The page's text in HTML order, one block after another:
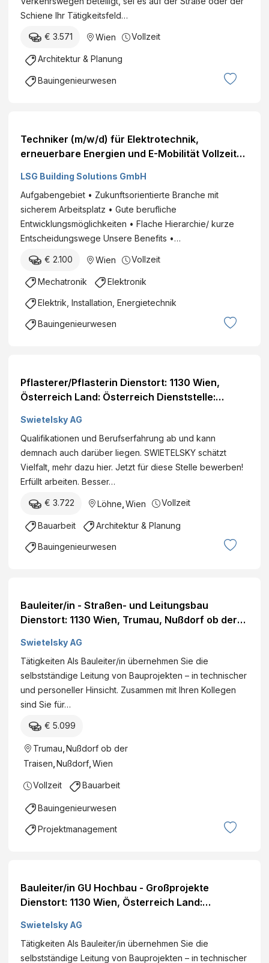
Schiene Ihr Tätigkeitsfeld…
€ 3.571 Wien Vollzeit
Architektur & Planung
Bauingenieurwesen
Techniker (m/w/d) für Elektrotechnik,
erneuerbare Energien und E-Mobilität Vollzeit
LSG Building Solutions GmbH
Aufgabengebiet • Zukunftsorientierte Branche mit
sicherem Arbeitsplatz • Gute berufliche
Entwicklungsmöglichkeiten • Flache Hierarchie/ kurze
Entscheidungswege Unsere Benefits •…
€ 2.100 Wien Vollzeit
Mechatronik Elektronik
Elektrik, Installation, Energietechnik
Bauingenieurwesen
Pflasterer/Pflasterin Dienstort: 1130 Wien,
Österreich Land: Österreich Dienststelle:
ab sofort Details
Swietelsky AG
Qualifikationen und Berufserfahrung ab und kann
demnach auch darüber liegen. SWIETELSKY schätzt
Vielfalt, mehr dazu hier. Jetzt für diese Stelle bewerben!
Erfüllt arbeiten. Besser…
€ 3.722 Löhne Wien Vollzeit
Bauarbeit Architektur & Planung
Bauingenieurwesen
Bauleiter/in - Straßen- und Leitungsbau
Dienstort: 1130 Wien, Trumau, Nußdorf ob der
Dienststelle: SWIETELSKY AG - Tiefbau NÖ
Nord Eintritt per: ab sofort Details
Swietelsky AG
Tätigkeiten Als Bauleiter/in übernehmen Sie die
selbstständige Leitung von Bauprojekten – in technischer
und personeller Hinsicht. Zusammen mit Ihren Kollegen
sind Sie für…
€ 5.099
Trumau Nußdorf ob der
Traisen, Nußdorf,Wien
Vollzeit Bauarbeit
Bauingenieurwesen
Projektmanagement
Bauleiter/in GU Hochbau - Großprojekte
Dienstort: 1130 Wien, Österreich Land:
Hochbau Wien Eintritt per: ab sofort Details
Swietelsky AG
Tätigkeiten Als Bauleiter/in übernehmen Sie die
selbstständige Leitung von Bauprojekten – in technischer